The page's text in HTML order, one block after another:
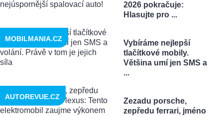
2026 pokračuje:
Hlasujte pro ...
Vybíráme nejlepší
tlačítkové mobily.
Většina umí jen SMS a
...
MOBILMANIA.CZ
Zezadu porsche,
zepředu ferrari, jméno
AUTOREVUE.CZ